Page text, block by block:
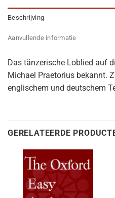
Beschrijving
Aanvullende informatie
Das tänzerische Loblied auf
Michael Praetorius bekannt.
englischem und deutschem
GERELATEERDE